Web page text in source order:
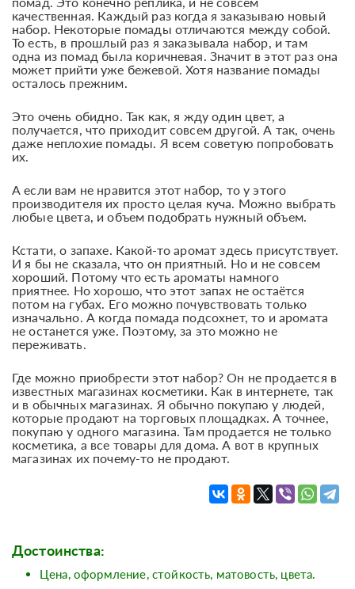
качественная. Каждый раз когда я заказываю новый
набор. Некоторые помады отличаются между собой.
То есть, в прошлый раз я заказывала набор, и там
одна из помад была коричневая. Значит в этот раз она
может прийти уже бежевой. Хотя название помады
осталось прежним.
Это очень обидно. Так как, я жду один цвет, а
получается, что приходит совсем другой. А так, очень
даже неплохие помады. Я всем советую попробовать
их.
А если вам не нравится этот набор, то у этого
производителя их просто целая куча. Можно выбрать
любые цвета, и объем подобрать нужный объем.
Кстати, о запахе. Какой-то аромат здесь присутствует.
И я бы не сказала, что он приятный. Но и не совсем
хороший. Потому что есть ароматы намного
приятнее. Но хорошо, что этот запах не остаётся
потом на губах. Его можно почувствовать только
изначально. А когда помада подсохнет, то и аромата
не останется уже. Поэтому, за это можно не
переживать.
Где можно приобрести этот набор? Он не продается в
известных магазинах косметики. Как в интернете, так
и в обычных магазинах. Я обычно покупаю у людей,
которые продают на торговых площадках. А точнее,
покупаю у одного магазина. Там продается не только
косметика, а все товары для дома. А вот в крупных
магазинах их почему-то не продают.
Достоинства:
Цена, оформление, стойкость, матовость, цвета.